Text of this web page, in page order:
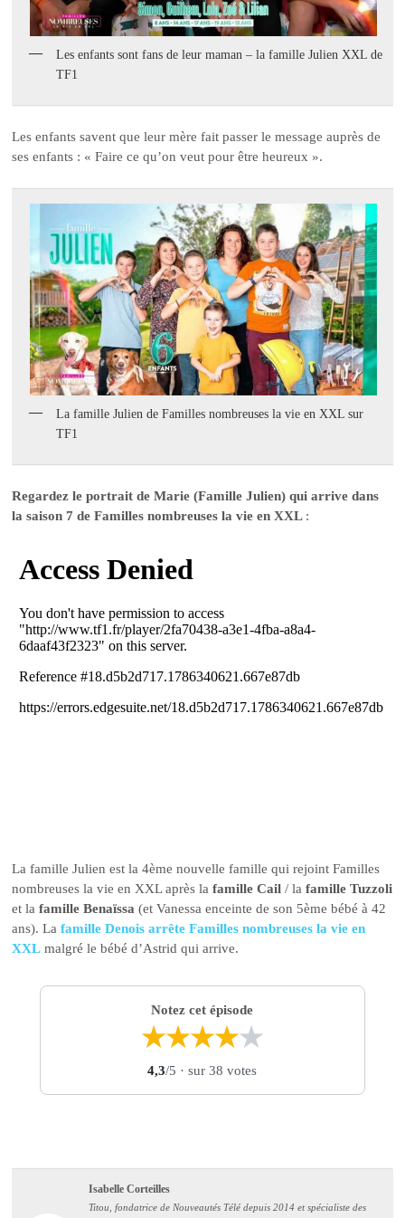
Les enfants sont fans de leur maman – la famille Julien XXL de
TF1
Les enfants savent que leur mère fait passer le message auprès de
ses enfants : « Faire ce qu’on veut pour être heureux ».
La famille Julien de Familles nombreuses la vie en XXL sur
TF1
Regardez le portrait de Marie (Famille Julien) qui arrive dans
la saison 7 de Familles nombreuses la vie en XXL :
La famille Julien est la 4ème nouvelle famille qui rejoint Familles
nombreuses la vie en XXL après lafamille Cail / lafamille Tuzzoli
et la famille Benaïssa (et Vanessa enceinte de son 5ème bébé à 42
ans). Lafamille Denois arrête Familles nombreuses la vie en
XXL malgré le bébé d’Astrid qui arrive.
Notez cet épisode
★★★★★
4,3/5 · sur 38 votes
Isabelle Corteilles
Titou, fondatrice de Nouveautés Télé depuis 2014 et spécialiste des